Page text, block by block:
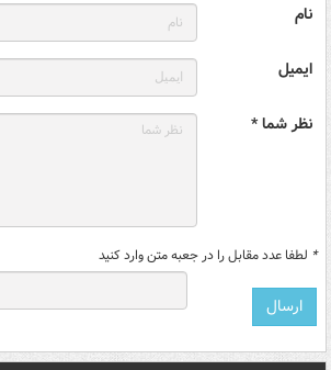
نام
ایمیل
نظر شما *
* لطفا عدد مقابل را در جعبه متن وارد کنید